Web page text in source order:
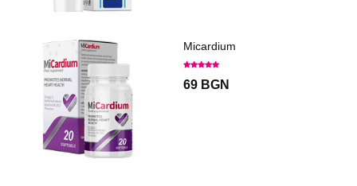
Micardium
69 BGN